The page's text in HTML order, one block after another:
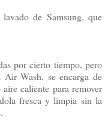
de Samsung, que
por cierto tiempo, pero
Wash, se encarga de
caliente para remover
fresca y limpia sin la